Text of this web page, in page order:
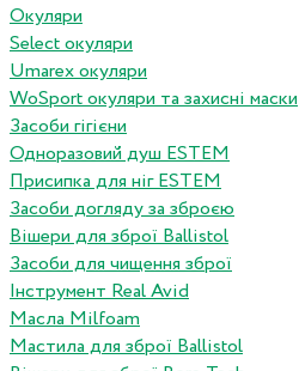
Окуляри
Select окуляри
Umarex окуляри
WoSport окуляри та захисні маски
Засоби гігієни
Одноразовий душ ESTEM
Присипка для ніг ESTEM
Засоби догляду за зброєю
Вішери для зброї Ballistol
Засоби для чищення зброї
Інструмент Real Avid
Масла Milfoam
Мастила для зброї Ballistol